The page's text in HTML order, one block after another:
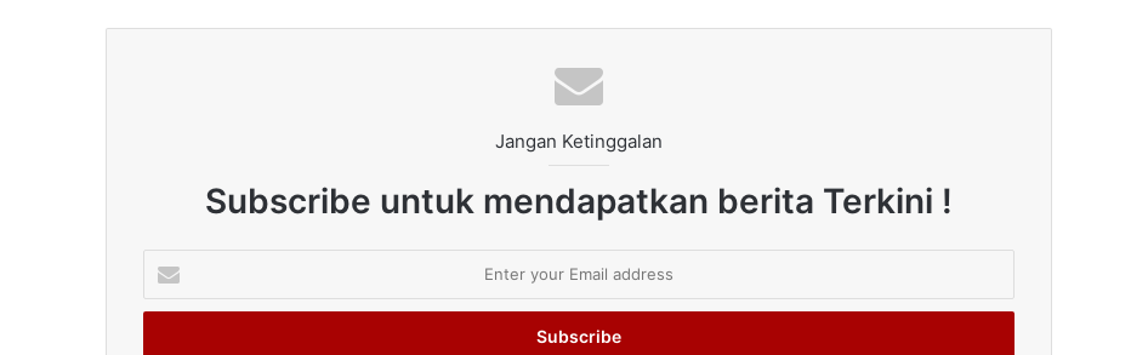
Jangan Ketinggalan
Subscribe untuk mendapatkan berita Terkini !
your
Email